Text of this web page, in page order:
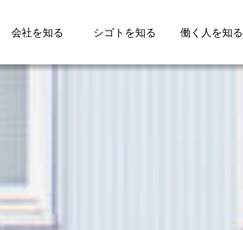
会社を知る シゴトを知る 働く人を知る